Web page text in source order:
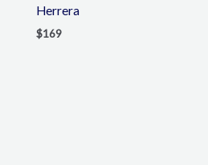
Herrera
$169